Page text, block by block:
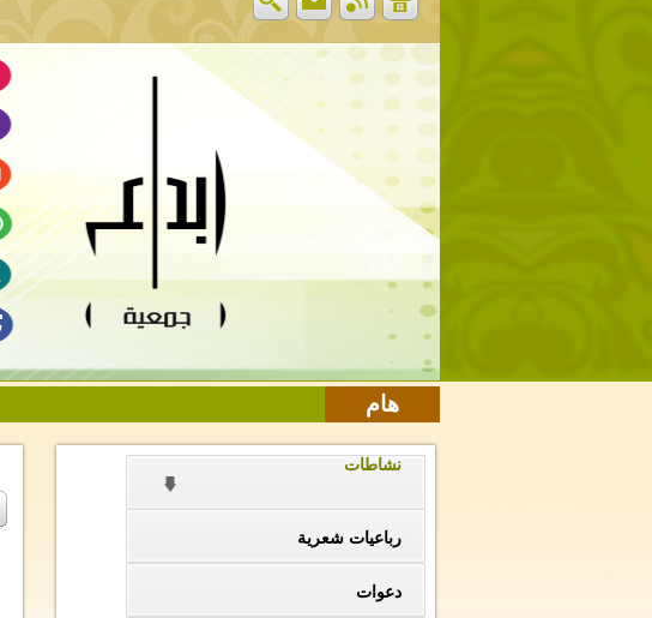
هام
نشاطات
رباعيات شعرية
دعوات